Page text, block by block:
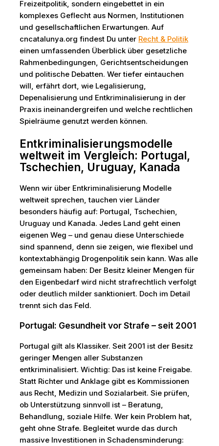
Freizeitpolitik, sondern eingebettet in ein
komplexes Geflecht aus Normen, Institutionen
und gesellschaftlichen Erwartungen. Auf
cncatalunya.org findest Du unter Recht & Politik
einen umfassenden Überblick über gesetzliche
Rahmenbedingungen, Gerichtsentscheidungen
und politische Debatten. Wer tiefer eintauchen
will, erfährt dort, wie Legalisierung,
Depenalisierung und Entkriminalisierung in der
Praxis ineinandergreifen und welche rechtlichen
Spielräume genutzt werden können.
Entkriminalisierungsmodelle
weltweit im Vergleich: Portugal,
Tschechien, Uruguay, Kanada
Wenn wir über Entkriminalisierung Modelle
weltweit sprechen, tauchen vier Länder
besonders häufig auf: Portugal, Tschechien,
Uruguay und Kanada. Jedes Land geht einen
eigenen Weg – und genau diese Unterschiede
sind spannend, denn sie zeigen, wie flexibel und
kontextabhängig Drogenpolitik sein kann. Was alle
gemeinsam haben: Der Besitz kleiner Mengen für
den Eigenbedarf wird nicht strafrechtlich verfolgt
oder deutlich milder sanktioniert. Doch im Detail
trennt sich das Feld.
Portugal: Gesundheit vor Strafe – seit 2001
Portugal gilt als Klassiker. Seit 2001 ist der Besitz
geringer Mengen aller Substanzen
entkriminalisiert. Wichtig: Das ist keine Freigabe.
Statt Richter und Anklage gibt es Kommissionen
aus Recht, Medizin und Sozialarbeit. Sie prüfen,
ob Unterstützung sinnvoll ist – Beratung,
Behandlung, soziale Hilfe. Wer kein Problem hat,
geht ohne Strafe. Begleitet wurde das durch
massive Investitionen in Schadensminderung: